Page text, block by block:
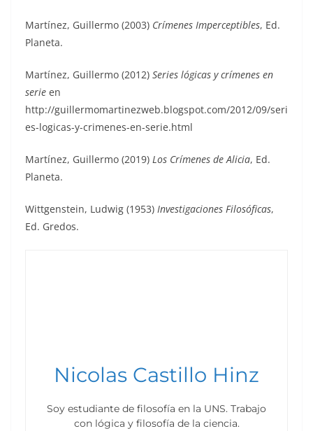
Martínez, Guillermo (2003) Crímenes Imperceptibles, Ed.
Planeta.
Martínez, Guillermo (2012) Series lógicas y crímenes en
serie en
http://guillermomartinezweb.blogspot.com/2012/09/seri
es-logicas-y-crimenes-en-serie.html
Martínez, Guillermo (2019) Los Crímenes de Alicia, Ed.
Planeta.
Wittgenstein, Ludwig (1953) Investigaciones Filosóficas,
Ed. Gredos.
Nicolas Castillo Hinz
Soy estudiante de filosofía en la UNS. Trabajo
con lógica y filosofía de la ciencia.